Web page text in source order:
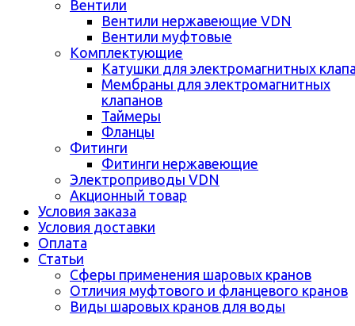
Вентили
Вентили нержавеющие VDN
Вентили муфтовые
Комплектующие
Катушки для электромагнитных
Мембраны для электромагнитных
клапанов
Таймеры
Фланцы
Фитинги
Фитинги нержавеющие
Электроприводы VDN
Акционный товар
Условия заказа
Условия доставки
Оплата
Статьи
Сферы применения шаровых кранов
Отличия муфтового и фланцевого кранов
Виды шаровых кранов для воды